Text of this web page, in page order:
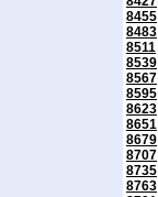
8455
8483
8511
8539
8567
8595
8623
8651
8679
8707
8735
8763